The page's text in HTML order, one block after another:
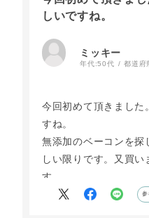
しいですね。
ミッキー
年代:50代 都道府
今回初めて頂きました
すね。
無添加のベーコンを探
しい限りです。又買い
す。
参